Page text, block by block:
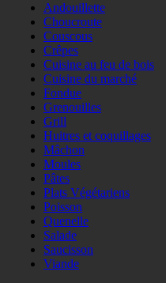
Andouillette
Choucroute
Couscous
Crêpes
Cuisine au feu de bois
Cuisine du marché
Fondue
Grenouilles
Grill
Huitres et coquillages
Mâchon
Moules
Pâtes
Plats Végétariens
Poisson
Quenelle
Salade
Saucisson
Viande